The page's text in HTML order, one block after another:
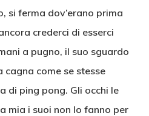
si ferma dov’erano prima
crederci di esserci
a pugno, il suo sguardo
come se stesse
di ping pong. Gli occhi le
mia i suoi non lo fanno per